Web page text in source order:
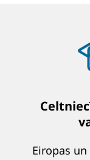
Eiropas